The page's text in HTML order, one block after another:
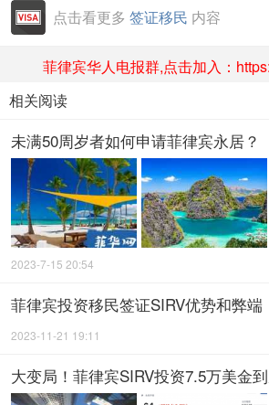
点击看更多 签证移民 内容
菲律宾华人电报群,点击加入：
相关阅读
未满50周岁者如何申请菲律宾永居？
2023-7-15 20:54
菲律宾投资移民签证SIRV优势和弊端
2023-11-21 19:11
大变局！菲律宾SIRV投资7.5万美金